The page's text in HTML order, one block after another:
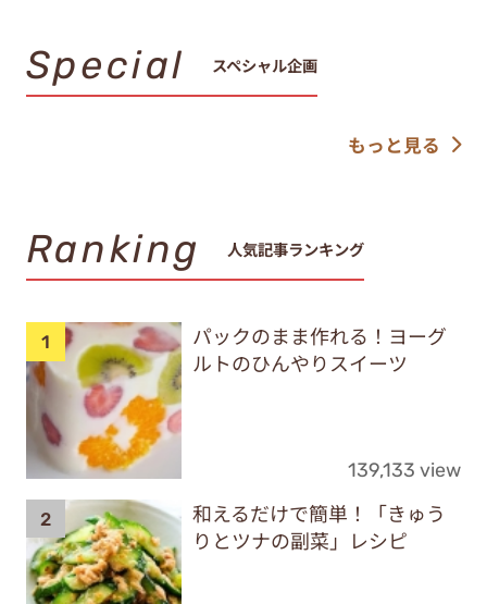
Special スペシャル企画
もっと見る
Ranking 人気記事ランキング
パックのまま作れる！ヨーグ
ルトのひんやりスイーツ
139,133 view
和えるだけで簡単！「きゅう
りとツナの副菜」レシピ